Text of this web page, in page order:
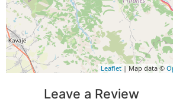
Leaflet | Map data ©
Leave a Review